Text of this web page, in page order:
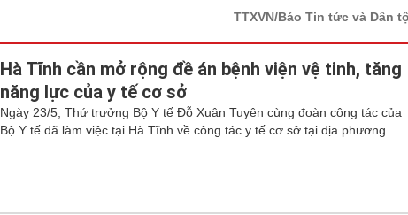
TTXVN/Báo Tin tức và Dân
Hà Tĩnh cần mở rộng đề án bệnh viện vệ tinh, tăng
năng lực của y tế cơ sở
Ngày 23/5, Thứ trưởng Bộ Y tế Đỗ Xuân Tuyên cùng đoàn công tác của
Bộ Y tế đã làm việc tại Hà Tĩnh về công tác y tế cơ sở tại địa phương.